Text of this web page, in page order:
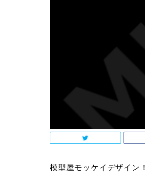
模型屋モッケイデザイン！